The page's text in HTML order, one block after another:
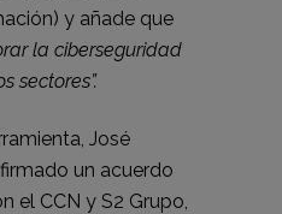
y añade que
la ciberseguridad
sectores”.
José
un acuerdo
el CCN y S2 Grupo,